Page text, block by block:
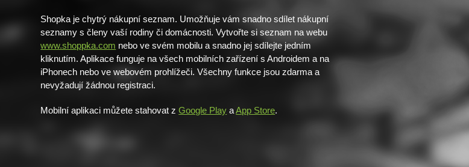
Shopka je chytrý nákupní seznam. Umožňuje vám snadno sdílet nákupní
seznamy s členy vaší rodiny či domácnosti. Vytvořte si seznam na webu
www.shoppka.com nebo ve svém mobilu a snadno jej sdílejte jedním
kliknutím. Aplikace funguje na všech mobilních zařízení s Androidem a na
iPhonech nebo ve webovém prohlížeči. Všechny funkce jsou zdarma a
nevyžadují žádnou registraci.
Mobilní aplikaci můžete stahovat zGoogle Play aApp Store.